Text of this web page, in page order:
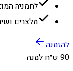
לחמניה
מלצרים ושירות
להזמנה
90 ש״ח למנה